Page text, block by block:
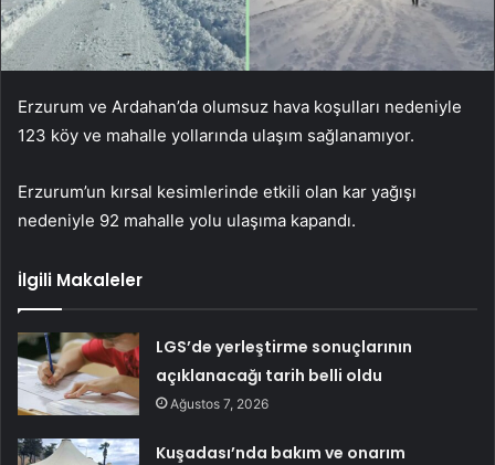
Erzurum ve Ardahan’da olumsuz hava koşulları nedeniyle
123 köy ve mahalle yollarında ulaşım sağlanamıyor.
Erzurum’un kırsal kesimlerinde etkili olan kar yağışı
nedeniyle 92 mahalle yolu ulaşıma kapandı.
İlgili Makaleler
LGS’de yerleştirme sonuçlarının
açıklanacağı tarih belli oldu
Ağustos 7, 2026
Kuşadası’nda bakım ve onarım